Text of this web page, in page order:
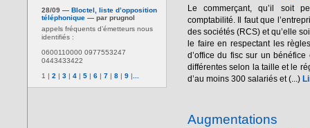
28/09 — Bloctel, liste d’opposition
téléphonique — par prugnol
appels fréquents d’émetteurs nous
identifiés :
0600110000 0977553247
0443433422
1 | 2 | 3 | 4 | 5 | 6 | 7 | 8 | 9 |
Le commerçant, qu’il soit
comptabilité. Il faut que
des sociétés (RCS) et qu’elle
le faire en respectant les
d’office du fisc sur un
différentes selon la taille et le
d’au moins 300 salariés et (...)
Augmentations